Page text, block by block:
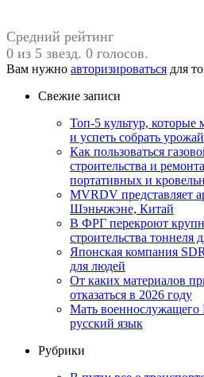
Средний рейтинг
0 из 5 звезд. 0 голосов.
Вам нужно авторизироваться для
Свежие записи
Топ-5 культур, которые
и успеть собрать
Как пользоваться
строительства и
портативных и
MVRDV представляет
Шэньчжэне, Китай
В ФРГ перекроют
строительства тоннеля
Японская компания
для людей
От каких материалов
отказаться в 2026 году
Мать
русский язык
Рубрики